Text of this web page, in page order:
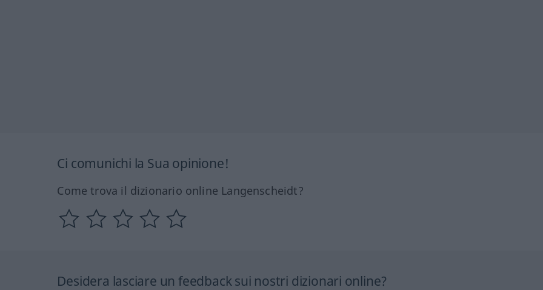
Ci comunichi la Sua opinione!
Come trova il dizionario online Langenscheidt?
Desidera lasciare un feedback sui nostri dizionari online?